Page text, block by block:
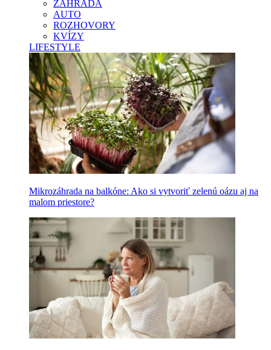
ZÁHRADA
AUTO
ROZHOVORY
KVÍZY
LIFESTYLE
Mikrozáhrada na balkóne: Ako si vytvoriť zelenú oázu aj na
malom priestore?